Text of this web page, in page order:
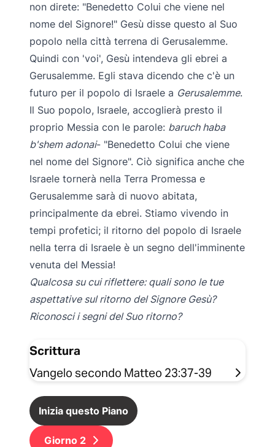
non direte: "Benedetto Colui che viene nel
nome del Signore!" Gesù disse questo al Suo
popolo nella città terrena di Gerusalemme.
Quindi con 'voi', Gesù intendeva gli ebrei a
Gerusalemme. Egli stava dicendo che c'è un
futuro per il popolo di Israele a Gerusalemme.
Il Suo popolo, Israele, accoglierà presto il
proprio Messia con le parole: baruch haba
b'shem adonai- "Benedetto Colui che viene
nel nome del Signore". Ciò significa anche che
Israele tornerà nella Terra Promessa e
Gerusalemme sarà di nuovo abitata,
principalmente da ebrei. Stiamo vivendo in
tempi profetici; il ritorno del popolo di Israele
nella terra di Israele è un segno dell'imminente
venuta del Messia!
Qualcosa su cui riflettere: quali sono le tue
aspettative sul ritorno del Signore Gesù?
Riconosci i segni del Suo ritorno?
Scrittura
Vangelo secondo Matteo 23:37-39
Inizia questo Piano
Giorno 2